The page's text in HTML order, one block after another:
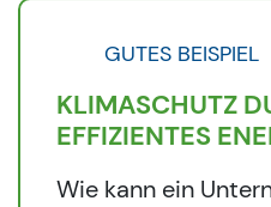
GUTES BEISPIEL
KLIMASCHUTZ
EFFIZIENTES
Wie kann ein